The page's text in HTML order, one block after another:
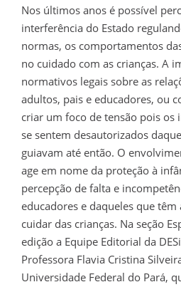
Nos últimos anos é possível
interferência do Estado
normas, os comportamentos
no cuidado com as crianças. A
normativos legais sobre as
adultos, pais e educadores, ou
criar um foco de tensão pois
se sentem desautorizados
guiavam até então. O
age em nome da proteção à
percepção de falta e
educadores e daqueles que
cuidar das crianças. Na seção
edição a Equipe Editorial da
Professora Flavia Cristina
Universidade Federal do Pará,